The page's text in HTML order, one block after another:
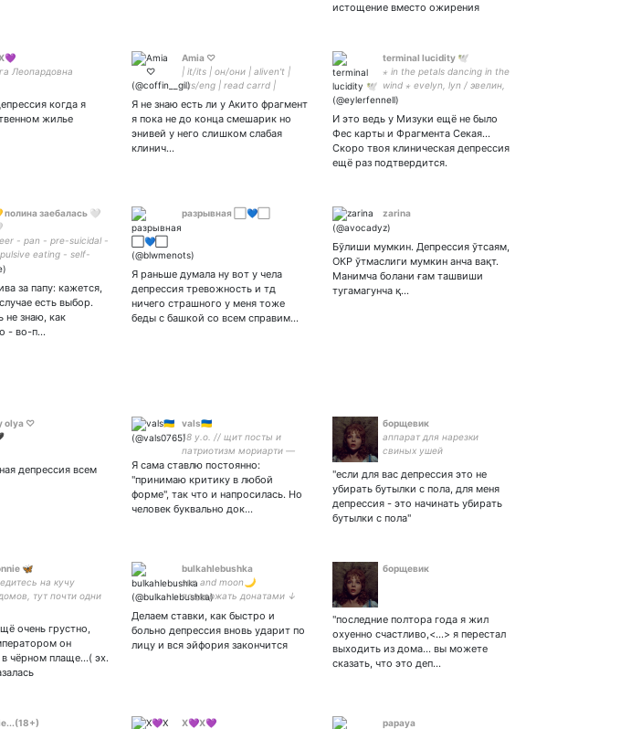
истощение вместо ожирения
Леопардовна
когда я
жилье
Amia ♡
| it/its | он/они | aliven't |
rus/eng | read carrd |
Я не знаю есть ли у Акито фрагмент
я пока не до конца смешарик но
энивей у него слишком слабая
клинич…
terminal lucidity 🕊️
⋆ in the petals dancing in the
wind ⋆ evelyn, lyn / эвелин,
лин ⋆ any pronouns ⋆ HC,
project sekai, persona, WH,
omori, MRSIS, typology
И это ведь у Мизуки ещё не было
Фес карты и Фрагмента Секая...
Скоро твоя клиническая депрессия
ещё раз подтвердится.
полина заебалась 🤍
- pan - pre-suicidal -
eating - self-
- bipolar
за папу: кажется,
есть выбор.
не знаю, как
- во-п…
разрывная ⬜💙⬜
Я раньше думала ну вот у чела
депрессия тревожность и тд
ничего страшного у меня тоже
беды с башкой со всем справим…
zarina
Бўлиши мумкин. Депрессия ўтсаям,
ОКР ўтмаслиги мумкин анча вақт.
Манимча болани ғам ташвиши
тугамагунча қ…
olya ♡
депрессия всем
vals🇺🇦
18 y.o. // щит посты и
патриотизм мориарти —
это наше всё.
Я сама ставлю постоянно:
"принимаю критику в любой
форме", так что и напросилась. Но
человек буквально док…
борщевик
аппарат для нарезки
свиных ушей
"если для вас депрессия это не
убирать бутылки с пола, для меня
депрессия - это начинать убирать
бутылки с пола"
🦋
на кучу
тут почти одни
войны | другие
stan, taylor
mcu, grishaverse, spn,
potter, stranger things
очень грустно,
он
чёрном плаще…( эх.
bulkahlebushka
sun and moon🌙
поддержать донатами ↓
Делаем ставки, как быстро и
больно депрессия вновь ударит по
лицу и вся эйфория закончится
борщевик
"последние полтора года я жил
охуенно счастливо,<...> я перестал
выходить из дома... вы можете
сказать, что это деп…
X💜X💜
papaya